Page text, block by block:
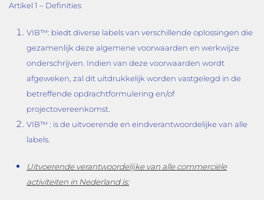
Artikel 1 – Definities
VIB™: biedt diverse labels van verschillende oplossingen die
gezamenlijk deze algemene voorwaarden en werkwijze
onderschrijven. Indien van deze voorwaarden wordt
afgeweken, zal dit uitdrukkelijk worden vastgelegd in de
betreffende opdrachtformulering en/of
projectovereenkomst.
VIB™ : is de uitvoerende en eindverantwoordelijke van alle
labels.
Uitvoerende verantwoordelijke van alle commerciële
activiteiten in Nederland is: